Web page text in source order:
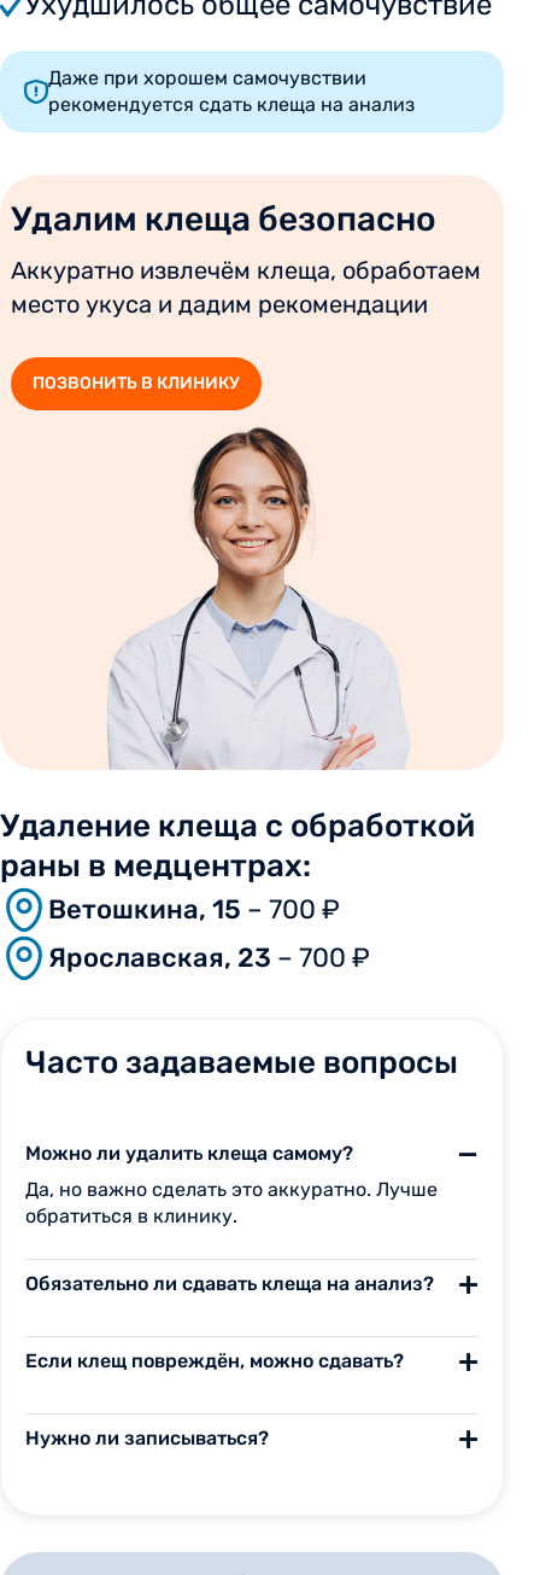
Даже при хорошем самочувствии
рекомендуется сдать клеща на анализ
Удалим клеща безопасно
Аккуратно извлечём клеща, обработаем
место укуса и дадим рекомендации
ПОЗВОНИТЬ В КЛИНИКУ
Удаление клеща с обработкой
раны в медцентрах:
Ветошкина, 15 – 700 ₽
Ярославская, 23 – 700 ₽
Часто задаваемые вопросы
Можно ли удалить клеща самому?
Да, но важно сделать это аккуратно. Лучше
обратиться в клинику.
Обязательно ли сдавать клеща на анализ?
Если клещ повреждён, можно сдавать?
Нужно ли записываться?